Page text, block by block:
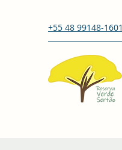
+55 48 99148-1601